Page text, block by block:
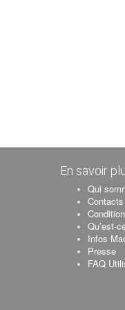
En savoir
Qui
Contacts
Qu’est-
Infos
Presse
FAQ